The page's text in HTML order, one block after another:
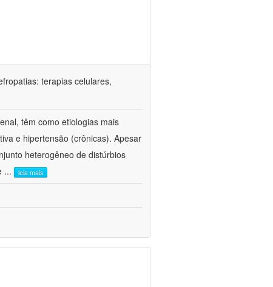
terapias celulares,
têm como etiologias mais
e hipertensão (crônicas). Apesar
heterogêneo de distúrbios
... leia mais